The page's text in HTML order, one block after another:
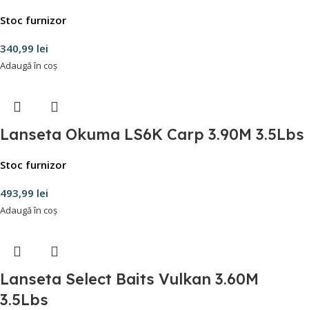
Stoc furnizor
340,99 lei
Adaugă în coș
Lanseta Okuma LS6K Carp 3.90M 3.5Lbs
Stoc furnizor
493,99 lei
Adaugă în coș
Lanseta Select Baits Vulkan 3.60M
3.5Lbs